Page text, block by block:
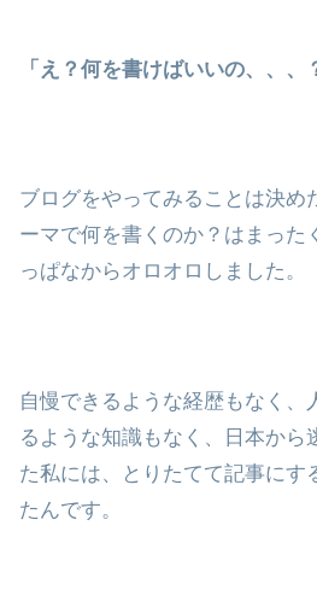
「え？何を書けばいいの、、、
ブログをやってみることは決め
ーマで何を書くのか？はまった
っぱなからオロオロしました。
自慢できるような経歴もなく、
るような知識もなく、日本から
た私には、とりたてて記事にす
たんです。